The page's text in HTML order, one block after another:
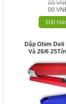
00
00
Đặt
Dập Ghim Deli
Và 26/6